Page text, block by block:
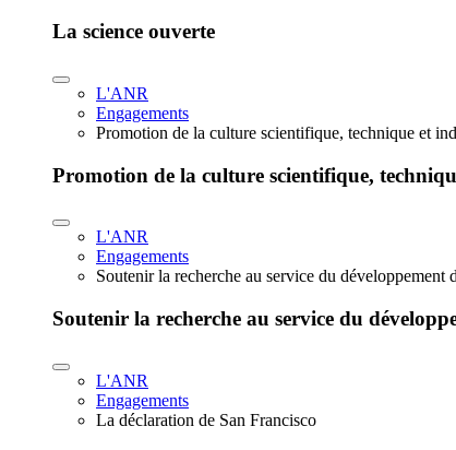
La science ouverte
L'ANR
Engagements
Promotion de la culture scientifique, technique et
Promotion de la culture scientifique,
L'ANR
Engagements
Soutenir la recherche au service du développement
Soutenir la recherche au service du
L'ANR
Engagements
La déclaration de San Francisco